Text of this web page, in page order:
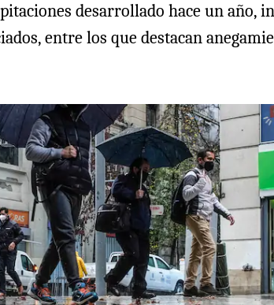
desarrollado hace un año,
entre los que destacan